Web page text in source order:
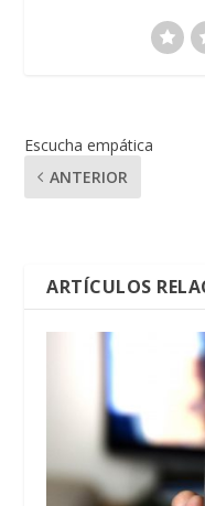
Escucha empática
ANTERIOR
ARTÍCULOS